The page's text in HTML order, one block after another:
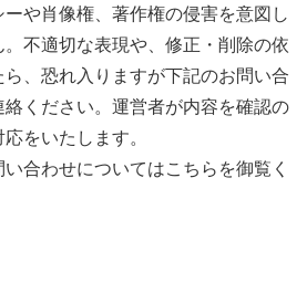
や肖像権、著作権の侵害を意図し
不適切な表現や、修正・削除の依
、恐れ入りますが下記のお問い合
ください。運営者が内容を確認の
をいたします。
合わせについてはこちらを御覧く